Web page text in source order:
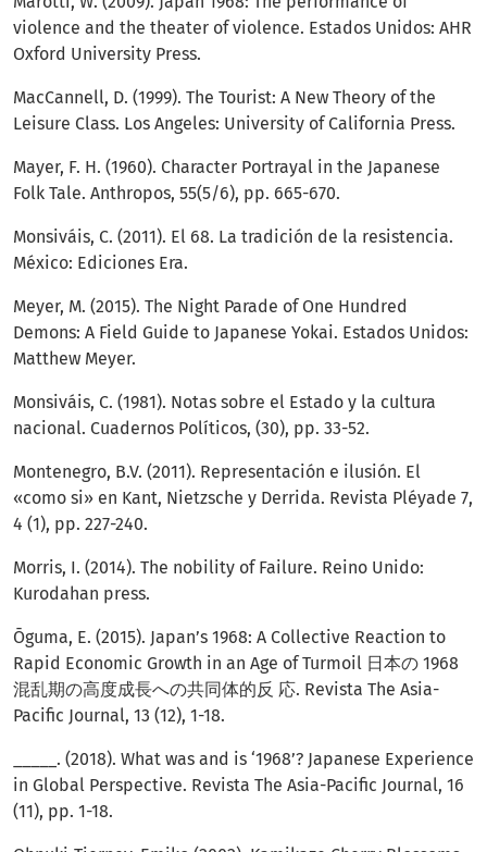
violence and the theater of violence. Estados Unidos: AHR
Oxford University Press.
MacCannell, D. (1999). The Tourist: A New Theory of the
Leisure Class. Los Angeles: University of California Press.
Mayer, F. H. (1960). Character Portrayal in the Japanese
Folk Tale. Anthropos, 55(5/6), pp. 665-670.
Monsiváis, C. (2011). El 68. La tradición de la resistencia.
México: Ediciones Era.
Meyer, M. (2015). The Night Parade of One Hundred
Demons: A Field Guide to Japanese Yokai. Estados Unidos:
Matthew Meyer.
Monsiváis, C. (1981). Notas sobre el Estado y la cultura
nacional. Cuadernos Políticos, (30), pp. 33-52.
Montenegro, B.V. (2011). Representación e ilusión. El
«como si» en Kant, Nietzsche y Derrida. Revista Pléyade 7,
4 (1), pp. 227-240.
Morris, I. (2014). The nobility of Failure. Reino Unido:
Kurodahan press.
Ōguma, E. (2015). Japan’s 1968: A Collective Reaction to
Rapid Economic Growth in an Age of Turmoil 日本の 1968
混乱期の高度成長への共同体的反 応. Revista The Asia-
Pacific Journal, 13 (12), 1-18.
_____. (2018). What was and is ‘1968’? Japanese Experience
in Global Perspective. Revista The Asia-Pacific Journal, 16
(11), pp. 1-18.